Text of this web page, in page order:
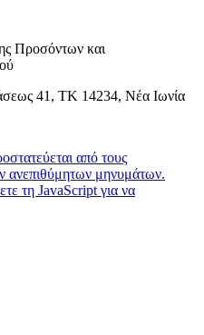
Προσόντων και
41, ΤΚ 14234, Νέα Ιωνία
από τους
ανεπιθύμητων μηνυμάτων.
τη JavaScript για να